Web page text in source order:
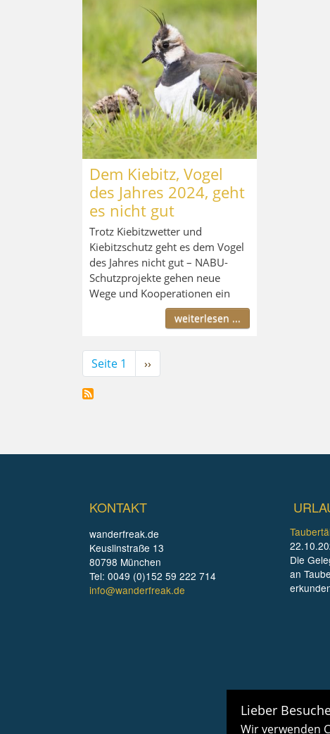
Dem Kiebitz, Vogel
des Jahres 2024, geht
es nicht gut
Trotz Kiebitzwetter und
Kiebitzschutz geht es dem Vogel
des Jahres nicht gut – NABU-
Schutzprojekte gehen neue
Wege und Kooperationen ein
weiterlesen ...
Seitennummerierung
Seite 1
Nächste
Seite
››
KONTAKT
wanderfreak.de
Keuslinstraße 13
80798 München
Tel: 0049 (0)152 59 222 714
info@wanderfreak.de
Die
an
Lieber
Wir verwenden